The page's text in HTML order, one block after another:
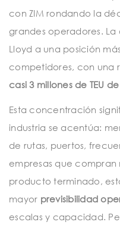
con ZIM rondando la
grandes operadores.
Lloyd a una posición
competidores, con una
casi 3 millones de TEU
Esta concentración
industria se acentúa:
de rutas, puertos,
empresas que compran
producto terminado,
mayor previsibilidad
escalas y capacidad.